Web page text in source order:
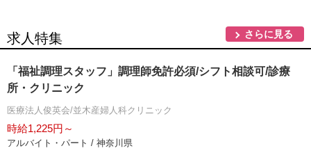
求人特集 さらに見る
「福祉調理スタッフ」調理師免許必須/シフト相談可/診療
所・クリニック
医療法人俊英会/並木産婦人科クリニック
時給1,225円～
アルバイト・パート / 神奈川県